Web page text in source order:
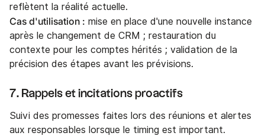
reflètent la réalité actuelle.
Cas d'utilisation : mise en place d'une nouvelle instance
après le changement de CRM ; restauration du
contexte pour les comptes hérités ; validation de la
précision des étapes avant les prévisions.
7. Rappels et incitations proactifs
Suivi des promesses faites lors des réunions et alertes
aux responsables lorsque le timing est important.